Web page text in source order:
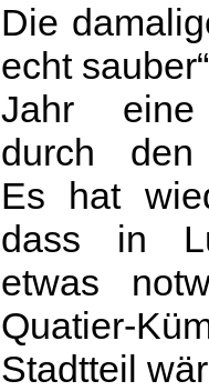
Die
echt
Jahr eine
durch den
Es hat
dass in
etwas
Quatier-
Stadtteil